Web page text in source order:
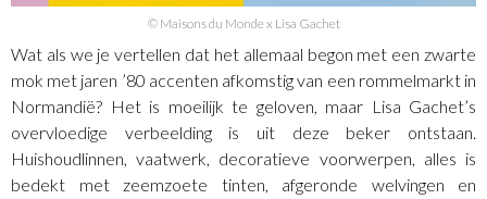
© Maisons du Monde x Lisa Gachet
Wat als we je vertellen dat het allemaal begon met een zwarte
mok met jaren ’80 accenten afkomstig van een rommelmarkt in
Normandië? Het is moeilijk te geloven, maar Lisa Gachet’s
overvloedige verbeelding is uit deze beker ontstaan.
Huishoudlinnen, vaatwerk, decoratieve voorwerpen, alles is
bedekt met zeemzoete tinten, afgeronde welvingen en